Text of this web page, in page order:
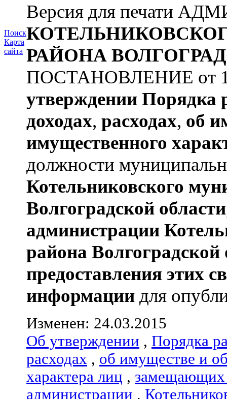
Поиск
Карта
сайта
Версия для печати
РАЙОНА
ПОСТАНОВЛЕНИЕ от
утверждении Порядка
доходах, расходах, об
имущественного
должности
Котельниковского
Волгоградской области
администрации
района Волгоградской
предоставления этих
информации для
Изменен: 24.03.2015
Об утверждении , Порядка
расходах , об имуществе и
характера лиц , замещающих
администрации ,